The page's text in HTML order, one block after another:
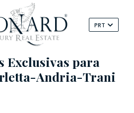
PRT
Exclusivas para
Andria-Trani